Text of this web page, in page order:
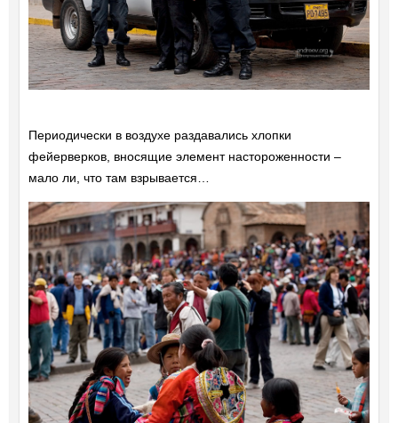
Периодически в воздухе раздавались хлопки
фейерверков, вносящие элемент настороженности –
мало ли, что там взрывается…